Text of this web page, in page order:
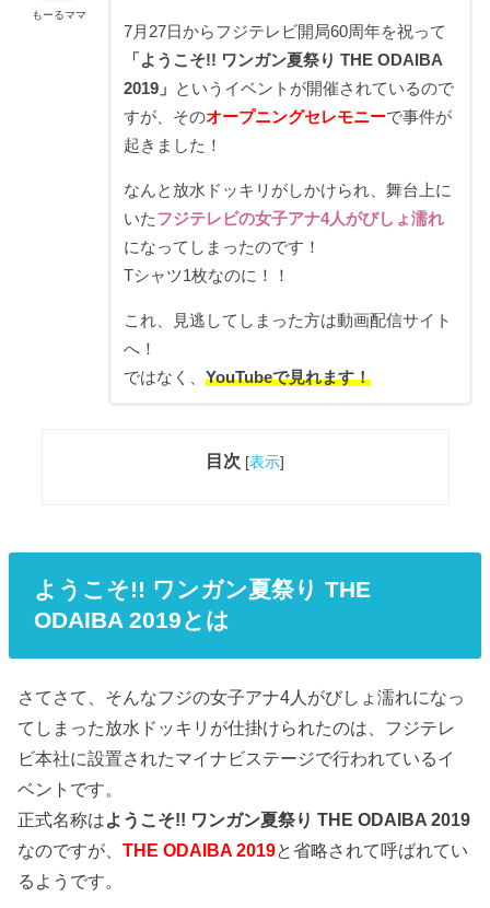
もーるママ
7月27日からフジテレビ開局60周年を祝って
「ようこそ!! ワンガン夏祭り THE ODAIBA
2019」
というイベントが開催されているので
すが、そのオープニングセレモニーで事件が
起きました！
なんと放水ドッキリがしかけられ、舞台上に
いたフジテレビの女子アナ4人がびしょ濡れ
になってしまったのです！
Tシャツ1枚なのに！！
これ、見逃してしまった方は動画配信サイト
へ！
ではなく、 YouTubeで見れます！
目次 [表示]
ようこそ!! ワンガン夏祭り THE
ODAIBA 2019とは
さてさて、そんなフジの女子アナ4人がびしょ濡れになっ
てしまった放水ドッキリが仕掛けられたのは、フジテレ
ビ本社に設置されたマイナビステージで行われているイ
ベントです。
正式名称はようこそ!! ワンガン夏祭り THE ODAIBA 2019
なのですが、THE ODAIBA 2019と省略されて呼ばれてい
るようです。